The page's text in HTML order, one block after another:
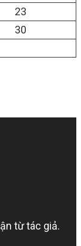
23
30
từ tác giả.